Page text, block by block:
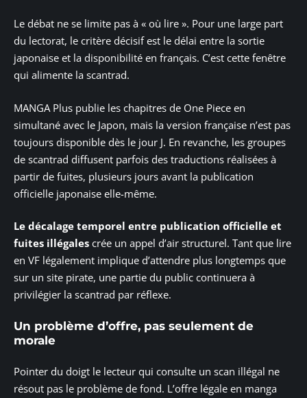
Le débat ne se limite pas à « où lire ». Pour une large part
du lectorat, le critère décisif est le délai entre la sortie
japonaise et la disponibilité en français. C’est cette fenêtre
qui alimente la scantrad.
MANGA Plus publie les chapitres de One Piece en
simultané avec le Japon, mais la version française n’est pas
toujours disponible dès le jour J. En revanche, les groupes
de scantrad diffusent parfois des traductions réalisées à
partir de fuites, plusieurs jours avant la publication
officielle japonaise elle-même.
Le décalage temporel entre publication officielle et
fuites illégales crée un appel d’air structurel. Tant que lire
en VF légalement implique d’attendre plus longtemps que
sur un site pirate, une partie du public continuera à
privilégier la scantrad par réflexe.
Un problème d’offre, pas seulement de
morale
Pointer du doigt le lecteur qui consulte un scan illégal ne
résout pas le problème de fond. L’offre légale en manga